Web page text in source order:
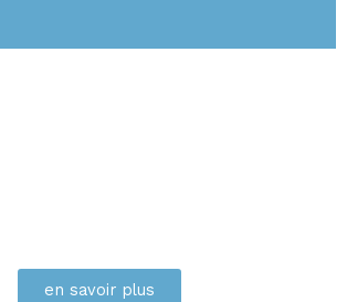
en savoir plus